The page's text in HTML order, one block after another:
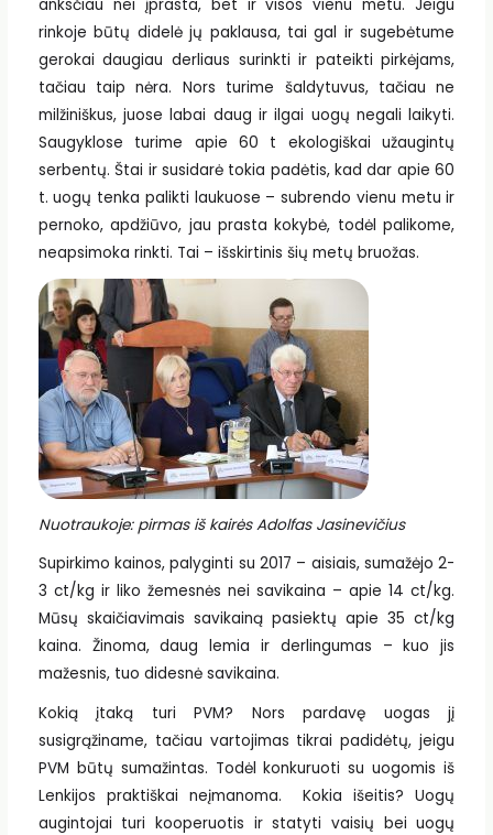
anksčiau nei įprasta, bet ir visos vienu metu. Jeigu
rinkoje būtų didelė jų paklausa, tai gal ir sugebėtume
gerokai daugiau derliaus surinkti ir pateikti pirkėjams,
tačiau taip nėra. Nors turime šaldytuvus, tačiau ne
milžiniškus, juose labai daug ir ilgai uogų negali laikyti.
Saugyklose turime apie 60 t ekologiškai užaugintų
serbentų. Štai ir susidarė tokia padėtis, kad dar apie 60
t. uogų tenka palikti laukuose – subrendo vienu metu ir
pernoko, apdžiūvo, jau prasta kokybė, todėl palikome,
neapsimoka rinkti. Tai – išskirtinis šių metų bruožas.
Nuotraukoje: pirmas iš kairės Adolfas Jasinevičius
Supirkimo kainos, palyginti su 2017 – aisiais, sumažėjo 2-
3 ct/kg ir liko žemesnės nei savikaina – apie 14 ct/kg.
Mūsų skaičiavimais savikainą pasiektų apie 35 ct/kg
kaina. Žinoma, daug lemia ir derlingumas – kuo jis
mažesnis, tuo didesnė savikaina.
Kokią įtaką turi PVM? Nors pardavę uogas jį
susigrąžiname, tačiau vartojimas tikrai padidėtų, jeigu
PVM būtų sumažintas. Todėl konkuruoti su uogomis iš
Lenkijos praktiškai neįmanoma. Kokia išeitis? Uogų
augintojai turi kooperuotis ir statyti vaisių bei uogų